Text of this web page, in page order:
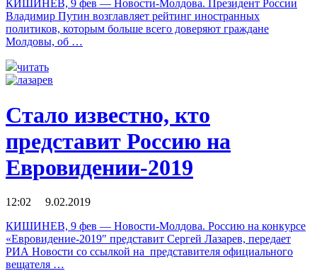
КИШИНЕВ, 9 фев — Новости-Молдова. Президент России
Владимир Путин возглавляет рейтинг иностранных
политиков, которым больше всего доверяют граждане
Молдовы, об …
читать
Стало известно, кто
представит Россию на
Евровидении-2019
12:02 9.02.2019
КИШИНЕВ, 9 фев — Новости-Молдова. Россию на конкурсе
«Евровидение-2019″ представит Сергей Лазарев, передает
РИА Новости со ссылкой на представителя официального
вещателя …